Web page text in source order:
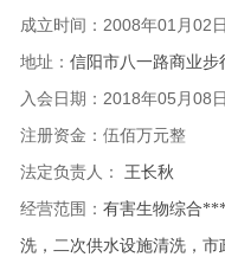
成立时间：2008年01月02日
地址： 信阳市八一路商业
入会日期： 2018年05月08日
注册资金：伍佰万元整
法定负责人：
王长秋
经营范围： 有害生物综合
洗，二次供水设施清洗，